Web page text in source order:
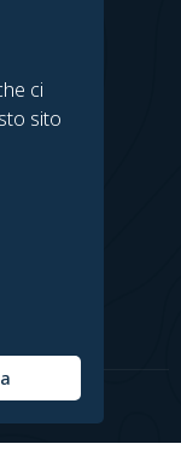
ci
sito